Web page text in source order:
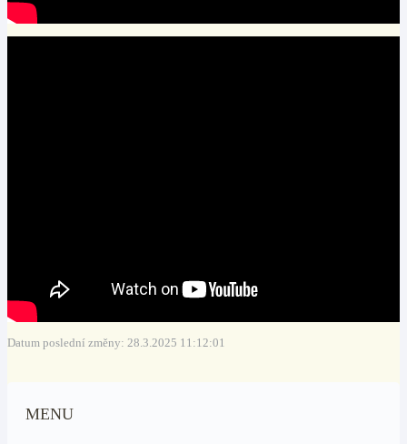
Datum poslední změny: 28.3.2025 11:12:01
MENU